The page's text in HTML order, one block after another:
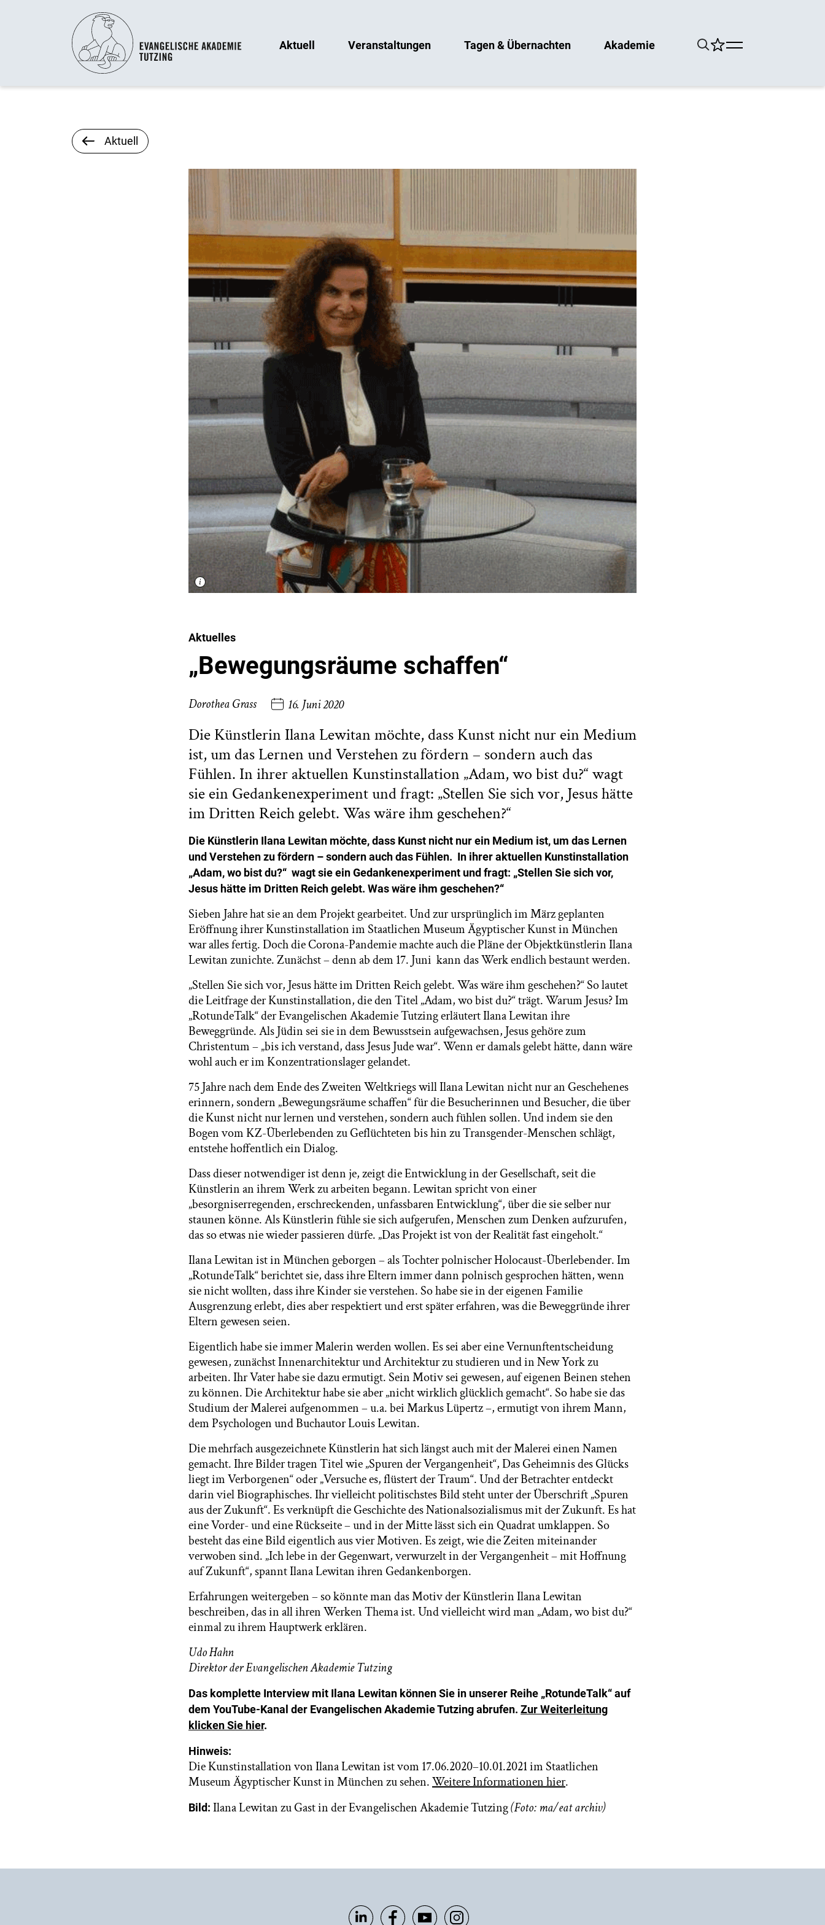
Aktuell Veranstaltungen Tagen & Übernachten Akademie
Aktuell
Aktuelles
„Bewegungsräume schaffen“
Dorothea Grass 16. Juni 2020
Die Künstlerin Ilana Lewitan möchte, dass Kunst nicht nur ein Medium
ist, um das Lernen und Verstehen zu fördern – sondern auch das
Fühlen. In ihrer aktuellen Kunstinstallation „Adam, wo bist du?“ wagt
sie ein Gedankenexperiment und fragt: „Stellen Sie sich vor, Jesus hätte
im Dritten Reich gelebt. Was wäre ihm geschehen?“
Die Künstlerin Ilana Lewitan möchte, dass Kunst nicht nur ein Medium ist, um das Lernen
und Verstehen zu fördern – sondern auch das Fühlen. In ihrer aktuellen Kunstinstallation
„Adam, wo bist du?“ wagt sie ein Gedankenexperiment und fragt: „Stellen Sie sich vor,
Jesus hätte im Dritten Reich gelebt. Was wäre ihm geschehen?“
Sieben Jahre hat sie an dem Projekt gearbeitet. Und zur ursprünglich im März geplanten
Eröffnung ihrer Kunstinstallation im Staatlichen Museum Ägyptischer Kunst in München
war alles fertig. Doch die Corona-Pandemie machte auch die Pläne der Objektkünstlerin Ilana
Lewitan zunichte. Zunächst – denn ab dem 17. Juni kann das Werk endlich bestaunt werden.
„Stellen Sie sich vor, Jesus hätte im Dritten Reich gelebt. Was wäre ihm geschehen?“ So lautet
die Leitfrage der Kunstinstallation, die den Titel „Adam, wo bist du?“ trägt. Warum Jesus? Im
„RotundeTalk“ der Evangelischen Akademie Tutzing erläutert Ilana Lewitan ihre
Beweggründe. Als Jüdin sei sie in dem Bewusstsein aufgewachsen, Jesus gehöre zum
Christentum – „bis ich verstand, dass Jesus Jude war“. Wenn er damals gelebt hätte, dann wäre
wohl auch er im Konzentrationslager gelandet.
75 Jahre nach dem Ende des Zweiten Weltkriegs will Ilana Lewitan nicht nur an Geschehenes
erinnern, sondern „Bewegungsräume schaffen“ für die Besucherinnen und Besucher, die über
die Kunst nicht nur lernen und verstehen, sondern auch fühlen sollen. Und indem sie den
Bogen vom KZ-Überlebenden zu Geflüchteten bis hin zu Transgender-Menschen schlägt,
entstehe hoffentlich ein Dialog.
Dass dieser notwendiger ist denn je, zeigt die Entwicklung in der Gesellschaft, seit die
Künstlerin an ihrem Werk zu arbeiten begann. Lewitan spricht von einer
„besorgniserregenden, erschreckenden, unfassbaren Entwicklung“, über die sie selber nur
staunen könne. Als Künstlerin fühle sie sich aufgerufen, Menschen zum Denken aufzurufen,
das so etwas nie wieder passieren dürfe. „Das Projekt ist von der Realität fast eingeholt.“
Ilana Lewitan ist in München geborgen – als Tochter polnischer Holocaust-Überlebender. Im
„RotundeTalk“ berichtet sie, dass ihre Eltern immer dann polnisch gesprochen hätten, wenn
sie nicht wollten, dass ihre Kinder sie verstehen. So habe sie in der eigenen Familie
Ausgrenzung erlebt, dies aber respektiert und erst später erfahren, was die Beweggründe ihrer
Eltern gewesen seien.
Eigentlich habe sie immer Malerin werden wollen. Es sei aber eine Vernunftentscheidung
gewesen, zunächst Innenarchitektur und Architektur zu studieren und in New York zu
arbeiten. Ihr Vater habe sie dazu ermutigt. Sein Motiv sei gewesen, auf eigenen Beinen stehen
zu können. Die Architektur habe sie aber „nicht wirklich glücklich gemacht“. So habe sie das
Studium der Malerei aufgenommen – u.a. bei Markus Lüpertz –, ermutigt von ihrem Mann,
dem Psychologen und Buchautor Louis Lewitan.
Die mehrfach ausgezeichnete Künstlerin hat sich längst auch mit der Malerei einen Namen
gemacht. Ihre Bilder tragen Titel wie „Spuren der Vergangenheit“, Das Geheimnis des Glücks
liegt im Verborgenen“ oder „Versuche es, flüstert der Traum“. Und der Betrachter entdeckt
darin viel Biographisches. Ihr vielleicht politischstes Bild steht unter der Überschrift „Spuren
aus der Zukunft“. Es verknüpft die Geschichte des Nationalsozialismus mit der Zukunft. Es hat
eine Vorder- und eine Rückseite – und in der Mitte lässt sich ein Quadrat umklappen. So
besteht das eine Bild eigentlich aus vier Motiven. Es zeigt, wie die Zeiten miteinander
verwoben sind. „Ich lebe in der Gegenwart, verwurzelt in der Vergangenheit – mit Hoffnung
auf Zukunft“, spannt Ilana Lewitan ihren Gedankenborgen.
Erfahrungen weitergeben – so könnte man das Motiv der Künstlerin Ilana Lewitan
beschreiben, das in all ihren Werken Thema ist. Und vielleicht wird man „Adam, wo bist du?“
einmal zu ihrem Hauptwerk erklären.
Udo Hahn
Direktor der Evangelischen Akademie Tutzing
Das komplette Interview mit Ilana Lewitan können Sie in unserer Reihe „RotundeTalk“ auf
dem YouTube-Kanal der Evangelischen Akademie Tutzing abrufen. Zur Weiterleitung
klicken Sie hier.
Hinweis:
Die Kunstinstallation von Ilana Lewitan ist vom 17.06.2020–10.01.2021 im Staatlichen
Museum Ägyptischer Kunst in München zu sehen.Weitere Informationen hier.
Bild: Ilana Lewitan zu Gast in der Evangelischen Akademie Tutzing(Foto: ma/eat archiv)